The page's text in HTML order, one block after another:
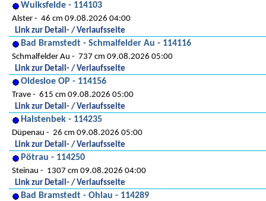
Wulksfelde - 114103
Alster
46 cm 09.08.2026 04:00
Link zur Detail- / Verlaufsseite
Bad Bramstedt - Schmalfelder Au - 114116
Schmalfelder Au
737 cm 09.08.2026 05:00
Link zur Detail- / Verlaufsseite
Oldesloe OP - 114156
Trave
615 cm 09.08.2026 05:00
Link zur Detail- / Verlaufsseite
Halstenbek - 114235
Düpenau
26 cm 09.08.2026 05:00
Link zur Detail- / Verlaufsseite
Pötrau - 114250
Steinau
1307 cm 09.08.2026 04:00
Link zur Detail- / Verlaufsseite
Bad Bramstedt - Ohlau - 114289